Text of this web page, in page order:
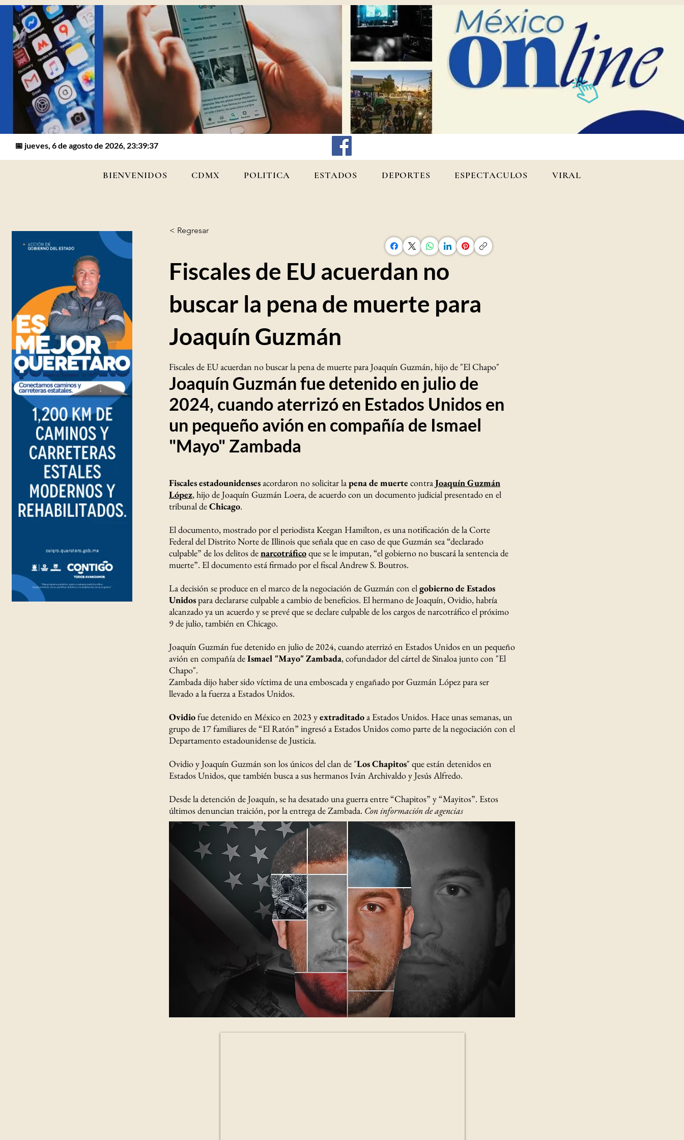
📅 jueves, 6 de agosto de 2026, 23:39:37
BIENVENIDOS CDMX POLITICA ESTADOS DEPORTES ESPECTACULOS VIRAL
< Regresar
Fiscales de EU acuerdan no
buscar la pena de muerte para
Joaquín Guzmán
Fiscales de EU acuerdan no buscar la pena de muerte para Joaquín Guzmán, hijo de "El Chapo"
Joaquín Guzmán fue detenido en julio de
2024, cuando aterrizó en Estados Unidos en
un pequeño avión en compañía de Ismael
"Mayo" Zambada
Fiscales estadounidensesacordaron no solicitar lapena de muerte contraJoaquín Guzmán
López, hijo de Joaquín Guzmán Loera, de acuerdo con un documento judicial presentado en el
tribunal deChicago.
El documento, mostrado por el periodista Keegan Hamilton, es una notificación de la Corte
Federal del Distrito Norte de Illinois que señala que en caso de que Guzmán sea “declarado
culpable” de los delitos denarcotráficoque se le imputan, “el gobierno no buscará la sentencia de
muerte”. El documento está firmado por el fiscal Andrew S. Boutros.
La decisión se produce en el marco de la negociación de Guzmán con elgobierno de Estados
Unidospara declararse culpable a cambio de beneficios. El hermano de Joaquín, Ovidio, habría
alcanzado ya un acuerdo y se prevé que se declare culpable de los cargos de narcotráfico el próximo
9 de julio, también en Chicago.
Joaquín Guzmán fue detenido en julio de 2024, cuando aterrizó en Estados Unidos en un pequeño
avión en compañía deIsmael "Mayo" Zambada, cofundador del cártel de Sinaloa junto con "El
Chapo".
Zambada dijo haber sido víctima de una emboscada y engañado por Guzmán López para ser
llevado a la fuerza a Estados Unidos.
Ovidiofue detenido en México en 2023 yextraditadoa Estados Unidos. Hace unas semanas, un
grupo de 17 familiares de “El Ratón” ingresó a Estados Unidos como parte de la negociación con el
Departamento estadounidense de Justicia.
Ovidio y Joaquín Guzmán son los únicos del clan de "Los Chapitos" que están detenidos en
Estados Unidos, que también busca a sus hermanos Iván Archivaldo y Jesús Alfredo.
Desde la detención de Joaquín, se ha desatado una guerra entre “Chapitos” y “Mayitos”. Estos
últimos denuncian traición, por la entrega de Zambada. Con información de agencias